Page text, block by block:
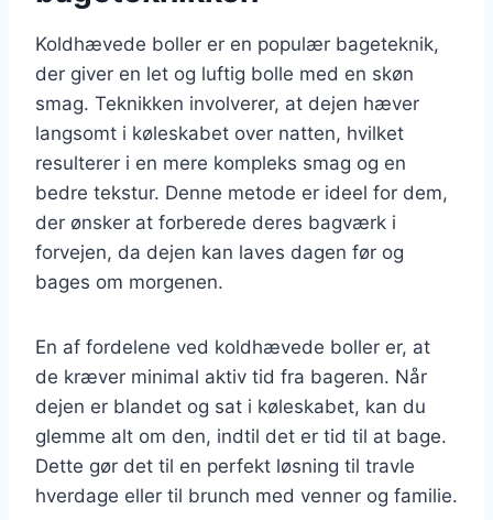
Koldhævede boller er en populær bageteknik,
der giver en let og luftig bolle med en skøn
smag. Teknikken involverer, at dejen hæver
langsomt i køleskabet over natten, hvilket
resulterer i en mere kompleks smag og en
bedre tekstur. Denne metode er ideel for dem,
der ønsker at forberede deres bagværk i
forvejen, da dejen kan laves dagen før og
bages om morgenen.
En af fordelene ved koldhævede boller er, at
de kræver minimal aktiv tid fra bageren. Når
dejen er blandet og sat i køleskabet, kan du
glemme alt om den, indtil det er tid til at bage.
Dette gør det til en perfekt løsning til travle
hverdage eller til brunch med venner og familie.